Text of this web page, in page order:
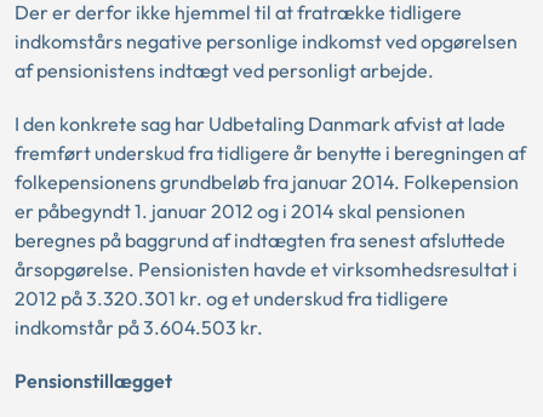
Der er derfor ikke hjemmel til at fratrække tidligere
indkomstårs negative personlige indkomst ved opgørelsen
af pensionistens indtægt ved personligt arbejde.
I den konkrete sag har Udbetaling Danmark afvist at lade
fremført underskud fra tidligere år benytte i beregningen af
folkepensionens grundbeløb fra januar 2014. Folkepension
er påbegyndt 1. januar 2012 og i 2014 skal pensionen
beregnes på baggrund af indtægten fra senest afsluttede
årsopgørelse. Pensionisten havde et virksomhedsresultat i
2012 på 3.320.301 kr. og et underskud fra tidligere
indkomstår på 3.604.503 kr.
Pensionstillægget